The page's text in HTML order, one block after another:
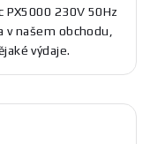
PX5000 230V 50Hz
našem obchodu,
výdaje.